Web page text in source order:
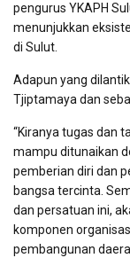
pengurus YKAPH
menunjukkan
di Sulut.
Adapun yang
Tjiptamaya dan
“Kiranya tugas dan
mampu ditunaikan
pemberian diri dan
bangsa tercinta.
dan persatuan ini,
komponen
pembangunan